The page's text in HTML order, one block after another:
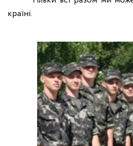
країні.